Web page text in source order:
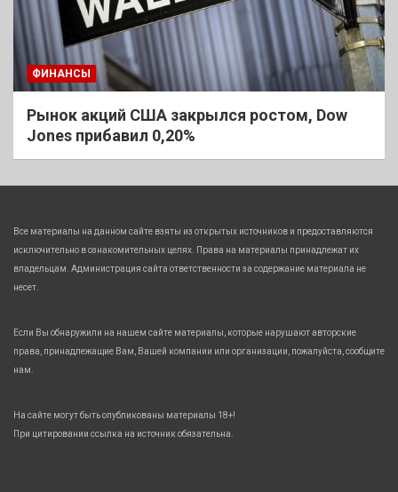
ФИНАНСЫ
Рынок акций США закрылся ростом, Dow
Jones прибавил 0,20%
Все материалы на данном сайте взяты из открытых источников и предоставляются
исключительно в ознакомительных целях. Права на материалы принадлежат их
владельцам. Администрация сайта ответственности за содержание материала не
несет.
Если Вы обнаружили на нашем сайте материалы, которые нарушают авторские
права, принадлежащие Вам, Вашей компании или организации, пожалуйста, сообщите
нам.
На сайте могут быть опубликованы материалы 18+!
При цитировании ссылка на источник обязательна.